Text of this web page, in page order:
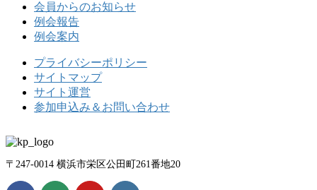
会員からのお知らせ
例会報告
例会案内
プライバシーポリシー
サイトマップ
サイト運営
参加申込み＆お問い合わせ
〒247-0014 横浜市栄区公田町261番地20